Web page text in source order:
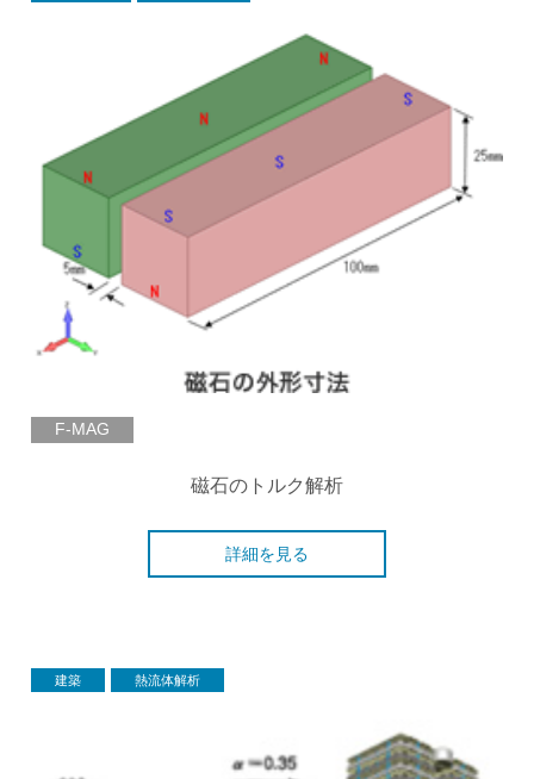
F-MAG
磁石のトルク解析
詳細を見る
建築 熱流体解析